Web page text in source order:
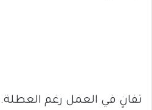
تفانٍ في العمل رغم